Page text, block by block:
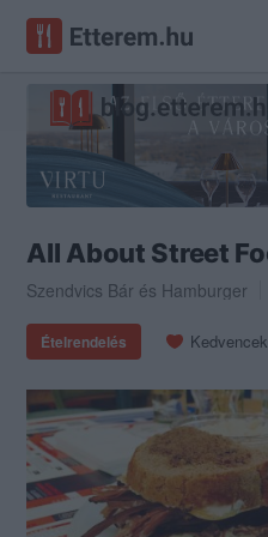
All About Street
Szendvics Bár és Hamburger
Ételrendelés